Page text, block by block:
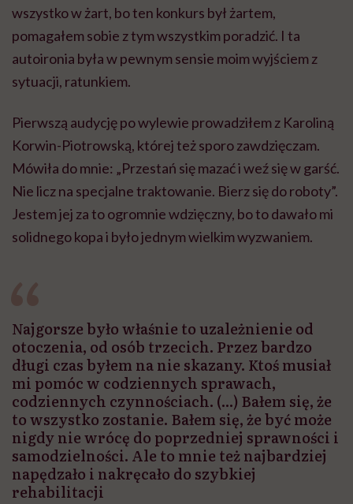
wszystko w żart, bo ten konkurs był żartem,
pomagałem sobie z tym wszystkim poradzić. I ta
autoironia była w pewnym sensie moim wyjściem z
sytuacji, ratunkiem.
Pierwszą audycję po wylewie prowadziłem z Karoliną
Korwin-Piotrowską, której też sporo zawdzięczam.
Mówiła do mnie: „Przestań się mazać i weź się w garść.
Nie licz na specjalne traktowanie. Bierz się do roboty”.
Jestem jej za to ogromnie wdzięczny, bo to dawało mi
solidnego kopa i było jednym wielkim wyzwaniem.
Najgorsze było właśnie to uzależnienie od
otoczenia, od osób trzecich. Przez bardzo
długi czas byłem na nie skazany. Ktoś musiał
mi pomóc w codziennych sprawach,
codziennych czynnościach. (...) Bałem się, że
to wszystko zostanie. Bałem się, że być może
nigdy nie wrócę do poprzedniej sprawności i
samodzielności. Ale to mnie też najbardziej
napędzało i nakręcało do szybkiej
rehabilitacji